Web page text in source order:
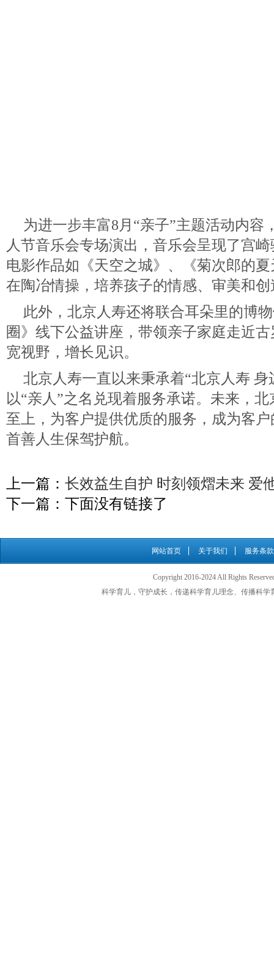
为进一步丰富8月“亲子”主题活动内容
人节音乐会专场演出，音乐会呈现了宫
电影作品如《天空之城》、《菊次郎的
在陶冶情操，培养孩子的情感、审美和
此外，北京人寿还将联合耳朵里的博
圈》线下公益讲座，带领亲子家庭走近
宽视野，增长见识。
北京人寿一直以来秉承着“北京人寿
以“亲人”之名兑现着服务承诺。未来，
至上，为客户提供优质的服务，成为客
首善人生保驾护航。
上一篇： 长效益生自护 时刻领熠未来 爱
下一篇：下面没有链接了
网站首页 关于我们 服务条款
Copyright 2016-2024 All Rights
科学育儿，守护成长，传递科学育儿理念、传播科学